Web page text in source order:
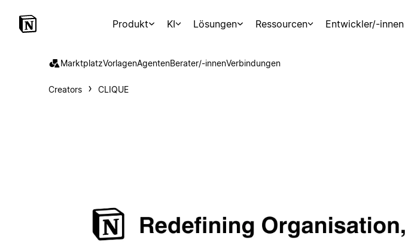
Produkt KI Lösungen Ressourcen Entwickler/-innen
MarktplatzVorlagenAgentenBerater/-innenVerbindungen
Creators CLIQUE